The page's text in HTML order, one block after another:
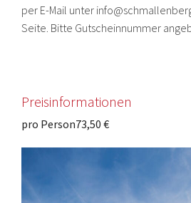
per E-Mail unter
Seite. Bitte Gutscheinnummer
Preisinformationen
pro Person73,50 €